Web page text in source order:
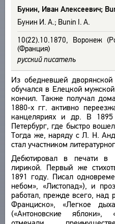
Бунин, Иван Алексеевич;
Бунин И. А.; Bunin I. A.
10(22).10.1870, Воронеж
(Франция)
русский писатель
Из обедневшей
обучался в Елецкой
кончил. Также получал
1880-х гг. активно
канцеляриях и др. В
Петербург, где быстро
Тогда же, наряду с Л. Н.
стал участником
Дебютировал в печати в
лирикой. Первый же
1891 году. Писал
небом», «Листопад»), и
работал, прежде всего, над
Франциско», «Легкое
(«Антоновские яблоки»,
ИНОЯЗЫЧНЫЕ
МЕТРИКА
СТРОФИКА
ЯЗЫКИ
РЕЧЕВЫЕ ФОРМЫ
ТИПЫ
КОЛИЧЕСТВО ПЕРЕВОДОВ
АВТОРЫ
ПРОИЗВЕДЕНИЯ
ИЗДАНИЯ
ИССЛЕДОВАНИЯ
АВТОРЫ
ПРОИЗВЕДЕНИЯ
ИЗДАНИЯ
БИБЛИОГРАФИЧЕСКИЕ
СОСТАВИТЕЛИ
ПРОИЗВЕДЕНИЯ
ИЗДАНИЯ
СЛОВНИК
ВСЕ БИОСПРАВКИ
ПОЭТЫ
ПЕРЕВОДЧИКИ
ИССЛЕДОВАТЕЛИ
ТЕЗАУРУС
СТРУКТУРА
УКАЗАТЕЛЬ ТЕРМИНОВ
ПОИСК
О ПРОЕКТЕ
КРАТКО О ПРОЕКТЕ
ЦЕЛИ ПРОЕКТА
ПОДСИСТЕМЫ
КОРПУС
БИБЛИОТЕКА
ЭНЦИКЛОПЕДИЯ
ОБРАТНАЯ СВЯЗЬ
ПОЛЬЗОВАТЕЛЬСКОЕ
ЗАКЛАДКИ